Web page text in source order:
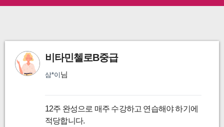
비타민첼로B중급
삼*이 님
12주 완성으로 매주 수강하고 연습해야 하기에
적당합니다.